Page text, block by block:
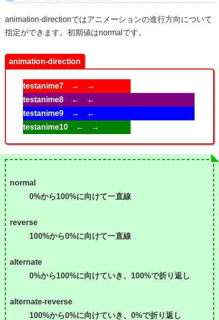
animation-directionではアニメーションの進行方向について
指定ができます。初期値はnormalです。
animation-direction
testanime7 → →
testanime8 ← ←
testanime9 → ←
testanime10 ← →
normal
0%から100%に向けて一直線
reverse
100%から0%に向けて一直線
alternate
0%から100%に向けていき、100%で折り返し
alternate-reverse
100%から0%に向けていき、0%で折り返し